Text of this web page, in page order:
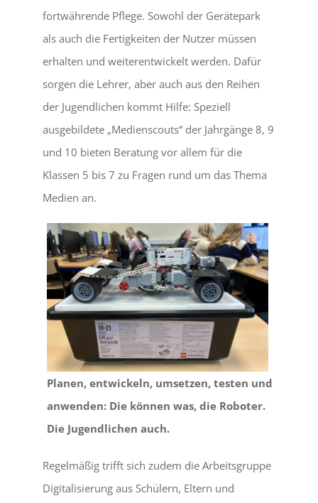
fortwährende Pflege. Sowohl der Gerätepark
als auch die Fertigkeiten der Nutzer müssen
erhalten und weiterentwickelt werden. Dafür
sorgen die Lehrer, aber auch aus den Reihen
der Jugendlichen kommt Hilfe: Speziell
ausgebildete „Medienscouts“ der Jahrgänge 8, 9
und 10 bieten Beratung vor allem für die
Klassen 5 bis 7 zu Fragen rund um das Thema
Medien an.
Planen, entwickeln, umsetzen, testen und
anwenden: Die können was, die Roboter.
Die Jugendlichen auch.
Regelmäßig trifft sich zudem die Arbeitsgruppe
Digitalisierung aus Schülern, Eltern und